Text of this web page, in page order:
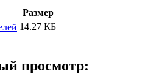
Размер
14.27 КБ
просмотр: